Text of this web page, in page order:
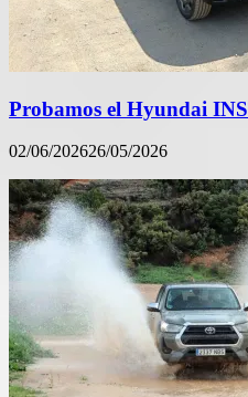
Probamos el Hyundai
02/06/202626/05/2026